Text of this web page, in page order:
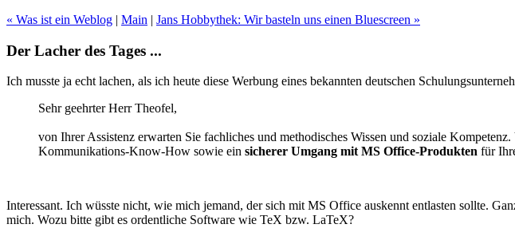
« Was ist ein Weblog | Main | Jans Hobbythek: Wir basteln uns einen Bluescreen »
Der Lacher des Tages ...
Ich musste ja echt lachen, als ich heute diese Werbung eines bekannten deutschen
Sehr geehrter Herr Theofel,
von Ihrer Assistenz erwarten Sie fachliches und methodisches Wissen und soziale Kompetenz.
Kommunikations-Know-How sowie ein sicherer Umgang mit MS Office-Produkten für
Interessant. Ich wüsste nicht, wie mich jemand, der sich mit MS Office auskennt entlasten sollte.
mich. Wozu bitte gibt es ordentliche Software wie TeX bzw. LaTeX?